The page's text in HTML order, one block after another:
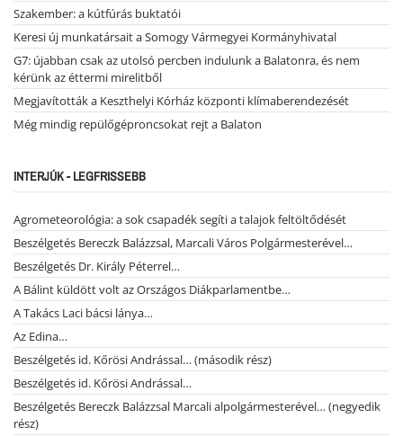
Szakember: a kútfúrás buktatói
Keresi új munkatársait a Somogy Vármegyei Kormányhivatal
G7: újabban csak az utolsó percben indulunk a Balatonra, és nem
kérünk az éttermi mirelitből
Megjavították a Keszthelyi Kórház központi klímaberendezését
Még mindig repülőgéproncsokat rejt a Balaton
INTERJÚK - LEGFRISSEBB
Agrometeorológia: a sok csapadék segíti a talajok feltöltődését
Beszélgetés Bereczk Balázzsal, Marcali Város Polgármesterével…
Beszélgetés Dr. Király Péterrel…
A Bálint küldött volt az Országos Diákparlamentbe…
A Takács Laci bácsi lánya…
Az Edina…
Beszélgetés id. Kőrösi Andrással… (második rész)
Beszélgetés id. Kőrösi Andrással…
Beszélgetés Bereczk Balázzsal Marcali alpolgármesterével… (negyedik
rész)